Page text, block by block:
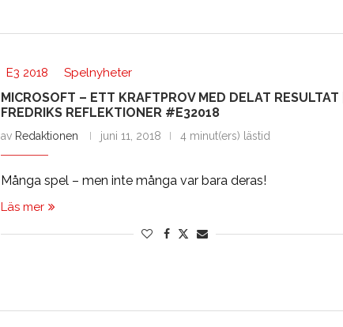
E3 2018 Spelnyheter
MICROSOFT – ETT KRAFTPROV MED DELAT RESULTAT |
FREDRIKS REFLEKTIONER #E32018
av Redaktionen juni 11, 2018 4 minut(ers) lästid
Många spel – men inte många var bara deras!
Läs mer